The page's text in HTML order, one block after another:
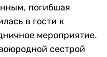
погибшая
в гости к
мероприятие.
сестрой